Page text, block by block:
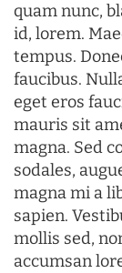
quam nunc,
id, lorem.
tempus.
faucibus.
eget eros
mauris sit
magna. Sed
sodales,
magna mi a
sapien.
mollis sed,
accumsan